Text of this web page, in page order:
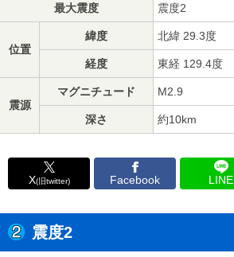
最大震度 震度2
位置
緯度 北緯 29.3度
経度 東経 129.4度
震源
マグニチュード M2.9
深さ 約10km
X(旧twitter) Facebook LINE
震度2